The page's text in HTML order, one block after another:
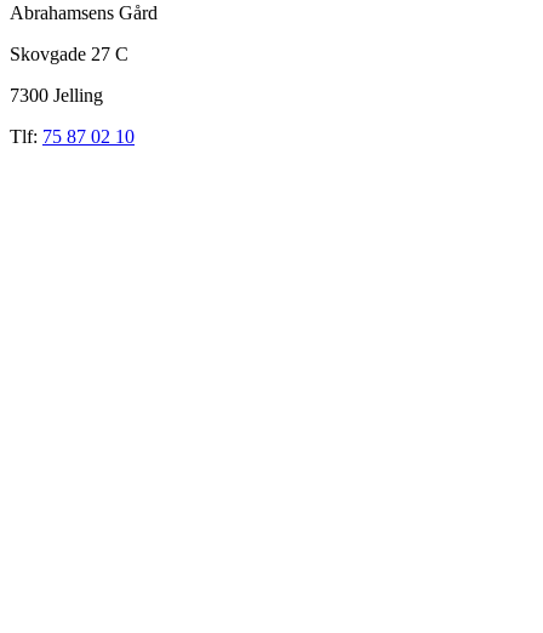
Abrahamsens Gård
Skovgade 27 C
7300 Jelling
Tlf: 75 87 02 10